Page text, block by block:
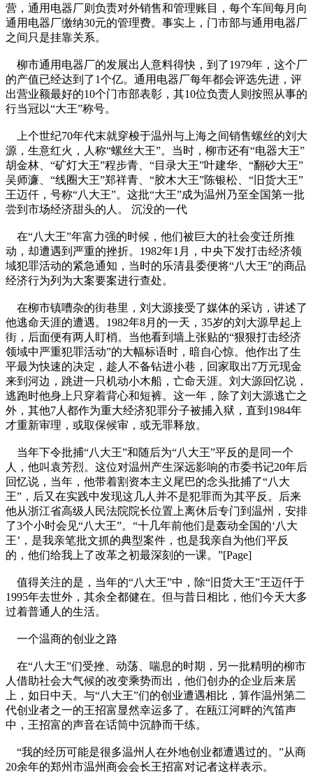
营，通用电器厂则负责对外销售和管理账目，每个车间每月向
通用电器厂缴纳30元的管理费。事实上，门市部与通用电器厂
之间只是挂靠关系。
柳市通用电器厂的发展出人意料得快，到了1979年，这个厂
的产值已经达到了1个亿。通用电器厂每年都会评选先进，评
出营业额最好的10个门市部表彰，其10位负责人则按照从事的
行当冠以“大王”称号。
上个世纪70年代末就穿梭于温州与上海之间销售螺丝的刘大
源，生意红火，人称“螺丝大王”。当时，柳市还有“电器大王”
胡金林、“矿灯大王”程步青、“目录大王”叶建华、“翻砂大王”
吴师濂、“线圈大王”郑祥青、“胶木大王”陈银松、“旧货大王”
王迈仟，号称“八大王”。这批“大王”成为温州乃至全国第一批
尝到市场经济甜头的人。 沉没的一代
在“八大王”年富力强的时候，他们被巨大的社会变迁所推
动，却遭遇到严重的挫折。1982年1月，中央下发打击经济领
域犯罪活动的紧急通知，当时的乐清县委便将“八大王”的商品
经济行为列为大案要案进行查处。
在柳市镇嘈杂的街巷里，刘大源接受了媒体的采访，讲述了
他逃命天涯的遭遇。1982年8月的一天，35岁的刘大源早起上
街，后面便有两人盯梢。当他看到墙上张贴的“狠狠打击经济
领域中严重犯罪活动”的大幅标语时，暗自心惊。他作出了生
平最为快速的决定，趁人不备钻进小巷，回家取出7万元现金
来到河边，跳进一只机动小木船，亡命天涯。刘大源回忆说，
逃跑时他身上只穿着背心和短裤。这一年，除了刘大源逃亡之
外，其他7人都作为重大经济犯罪分子被捕入狱，直到1984年
才重新审理，或取保候审，或无罪释放。
当年下令批捕“八大王”和随后为“八大王”平反的是同一个
人，他叫袁芳烈。这位对温州产生深远影响的市委书记20年后
回忆说，当年，他带着割资本主义尾巴的念头批捕了“八大
王”，后又在实践中发现这几人并不是犯罪而为其平反。后来
他从浙江省高级人民法院院长位置上离休后专门到温州，安排
了3个小时会见“八大王”。“十几年前他们是轰动全国的‘八大
王’，是我亲笔批文抓的典型案件，也是我亲自为他们平反
的，他们给我上了改革之初最深刻的一课。”[Page]
值得关注的是，当年的“八大王”中，除“旧货大王”王迈仟于
1995年去世外，其余全都健在。但与昔日相比，他们今天大多
过着普通人的生活。
一个温商的创业之路
在“八大王”们受挫、动荡、喘息的时期，另一批精明的柳市
人借助社会大气候的改变乘势而出，他们创办的企业后来居
上，如日中天。与“八大王”们的创业遭遇相比，算作温州第二
代创业者之一的王招富显然幸运多了。在瓯江河畔的汽笛声
中，王招富的声音在话筒中沉静而干练。
“我的经历可能是很多温州人在外地创业都遭遇过的。”从商
20余年的郑州市温州商会会长王招富对记者这样表示。